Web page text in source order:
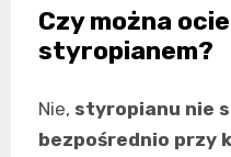
Czy można
styropianem?
Nie, styropianu nie
bezpośrednio przy